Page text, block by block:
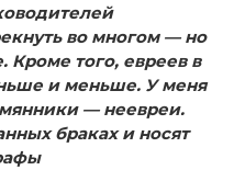
во многом — но
Кроме того, евреев в
и меньше. У меня
— неевреи.
браках и носят